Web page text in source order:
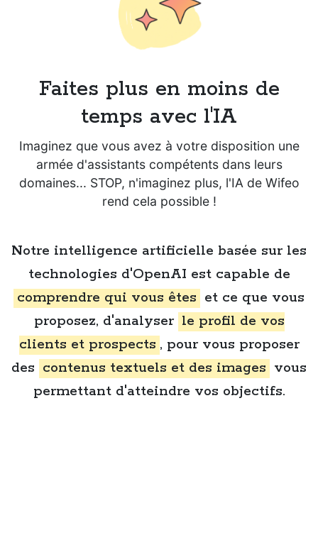
Faites plus en moins de
temps avec l'IA
Imaginez que vous avez à votre disposition une
armée d'assistants compétents dans leurs
domaines... STOP, n'imaginez plus, l'IA de Wifeo
rend cela possible !
Notre intelligence artificielle basée sur les
technologies d'OpenAI est capable de
comprendre qui vous êtes et ce que vous
proposez, d'analyser le profil de vos
clients et prospects , pour vous proposer
des contenus textuels et des images vous
permettant d'atteindre vos objectifs.